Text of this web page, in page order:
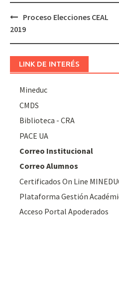
Navegación
de
Proceso Elecciones CEAL
2019
LINK DE INTERÉS
Mineduc
CMDS
Biblioteca - CRA
PACE UA
Correo Institucional
Correo Alumnos
Certificados On Line
Plataforma Gestión
Acceso Portal Apoderados